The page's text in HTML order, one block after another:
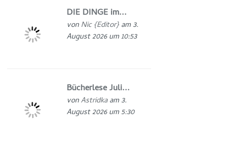
DIE DINGE im...
vonNic {Editor} am 3.
August 2026 um 10:53
Bücherlese Juli...
vonAstridkaam 3.
August 2026 um 5:30